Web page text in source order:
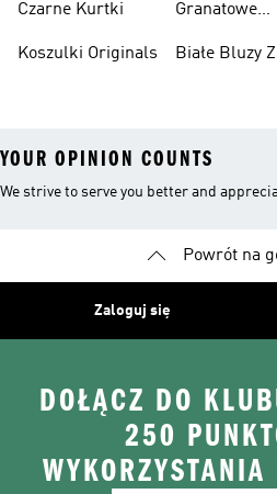
Czarne Kurtki
Koszulki Originals
Granatowe
Białe Bluzy Z
YOUR OPINION COUNTS
We strive to serve you better and
Powrót na
Zaloguj się
DOŁĄCZ DO
250